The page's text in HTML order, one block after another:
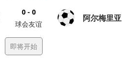
0 - 0
球会友谊
阿尔梅里亚
即将开始